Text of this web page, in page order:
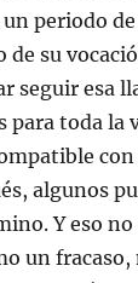
periodo
su
seguir esa
para toda la
con
algunos
Y eso no
un